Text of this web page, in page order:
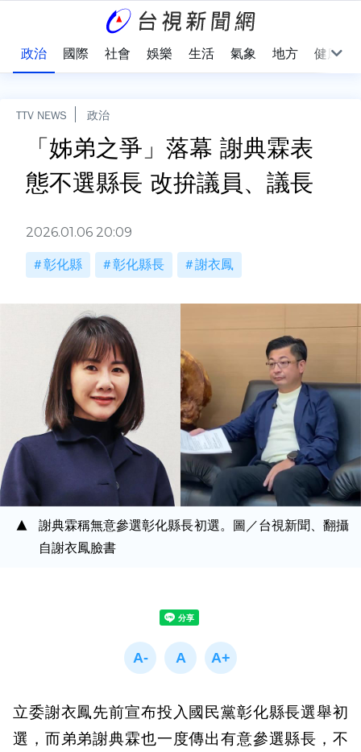
政治 國際 社會 娛樂 生活 氣象 地方 健康
TTV NEWS 政治
「姊弟之爭」落幕 謝典霖表
態不選縣長 改拚議員、議長
2026.01.06 20:09
彰化縣 彰化縣長 謝衣鳳
謝典霖稱無意參選彰化縣長初選。圖／台視新聞、翻攝
自謝衣鳳臉書
立委謝衣鳳先前宣布投入國民黨彰化縣長選舉初
選，而弟弟謝典霖也一度傳出有意參選縣長，不